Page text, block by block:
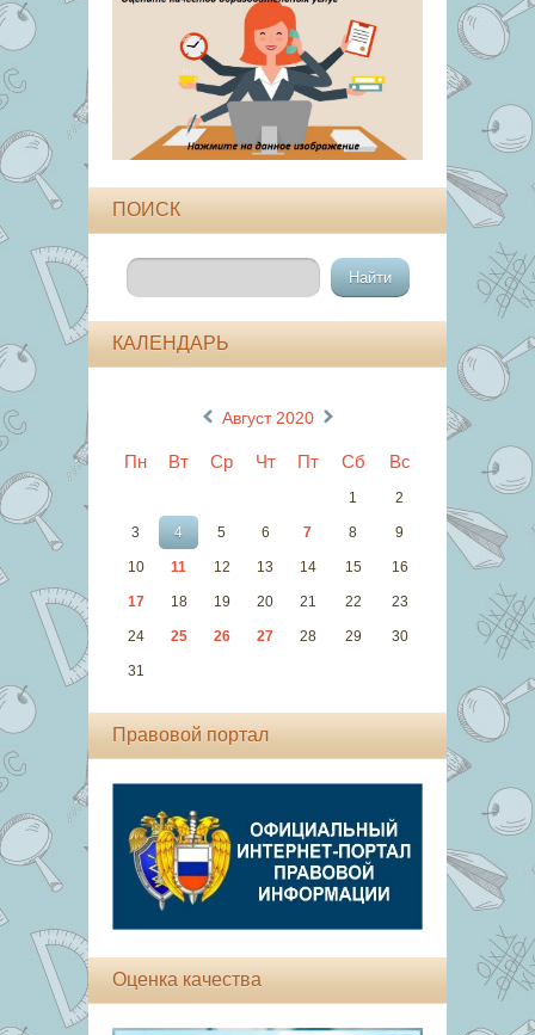
ПОИСК
КАЛЕНДАРЬ
« Август 2020 »
Пн Вт Ср Чт Пт Сб Вс
1 2
3 4 5 6 7 8 9
10 11 12 13 14 15 16
17 18 19 20 21 22 23
24 25 26 27 28 29 30
31
Правовой портал
Оценка качества